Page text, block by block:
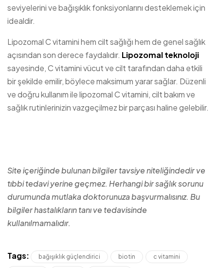
seviyelerini ve bağışıklık fonksiyonlarını desteklemek için
idealdir.
Lipozomal C vitamini hem cilt sağlığı hem de genel sağlık
açısından son derece faydalıdır. Lipozomal teknoloji
sayesinde, C vitamini vücut ve cilt tarafından daha etkili
bir şekilde emilir, böylece maksimum yarar sağlar. Düzenli
ve doğru kullanım ile lipozomal C vitamini, cilt bakım ve
sağlık rutinlerinizin vazgeçilmez bir parçası haline gelebilir.
Site içeriğinde bulunan bilgiler tavsiye niteliğindedir ve
tıbbi tedavi yerine geçmez. Herhangi bir sağlık sorunu
durumunda mutlaka doktorunuza başvurmalısınız. Bu
bilgiler hastalıkların tanı ve tedavisinde
kullanılmamalıdır.
Tags: bağışıklık güçlendirici biotin c vitamini